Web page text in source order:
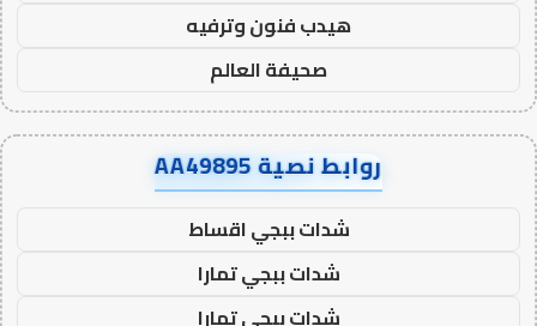
هيدب فنون وترفيه
صحيفة العالم
روابط نصية AA49895
شدات ببجي اقساط
شدات ببجي تمارا
شدات ببجي تمارا